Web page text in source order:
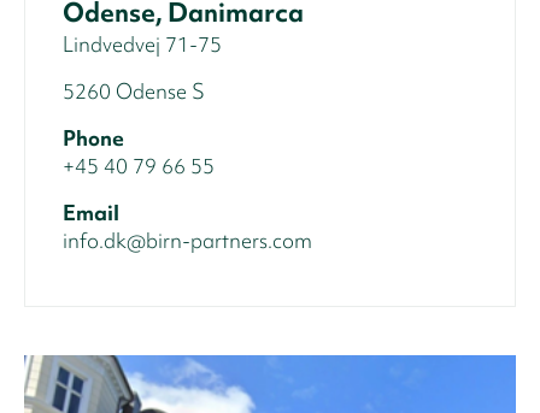
Odense, Danimarca
Lindvedvej 71-75
5260 Odense S
Phone
+45 40 79 66 55
Email
info.dk@birn-partners.com